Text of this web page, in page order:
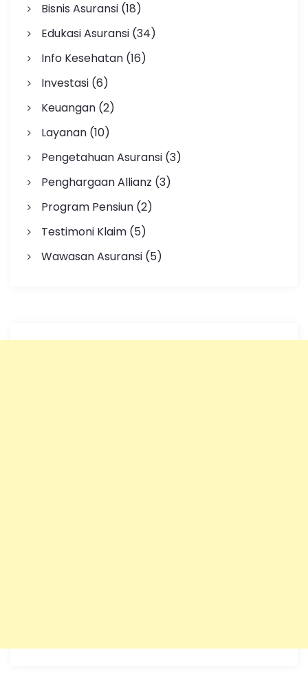
Bisnis Asuransi(18)
Edukasi Asuransi(34)
Info Kesehatan(16)
Investasi(6)
Keuangan(2)
Layanan(10)
Pengetahuan Asuransi(3)
Penghargaan Allianz (3)
Program Pensiun(2)
Testimoni Klaim(5)
Wawasan Asuransi(5)